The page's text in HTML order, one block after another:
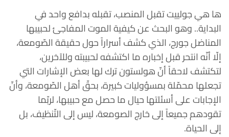
ها هي جولييت تقبل المنصب، تقبله بدافع واحد في
البداية.. وهو البحث عن كيفية الموت المفاجئ لحبيبها
المناضل جورج، الذي كشف أسراراً حول حقيقة الصّومعة،
إلّا أنّه انتحر قبل إخباره ما اكتشفه لحبيبته وللآخرين،
لتكتشف لاحقاً أنّ هولستون ترك لها بعض الإشارات التي
تجعلها محمّلة بمسؤوليات كبيرة، بحقّ أهل الصّومعة، وأنّ
الإجابات على أسئلتها حيال ما حصل مع حبيبها، لربّما
تقودهم جميعاً إلى خارج الصومعة، ليس إلى التّنظيف، بل
إلى الحياة.